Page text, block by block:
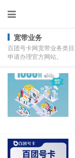
宽带业务
百团号卡网宽带业务类
申请办理官方网站。